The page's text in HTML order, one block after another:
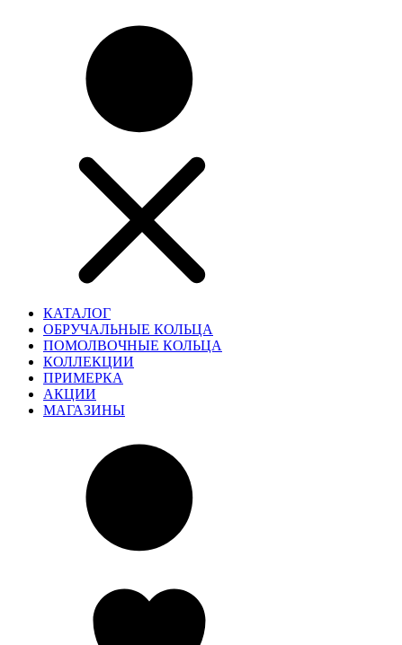
КАТАЛОГ
ОБРУЧАЛЬНЫЕ КОЛЬЦА
ПОМОЛВОЧНЫЕ КОЛЬЦА
КОЛЛЕКЦИИ
ПРИМЕРКА
АКЦИИ
МАГАЗИНЫ